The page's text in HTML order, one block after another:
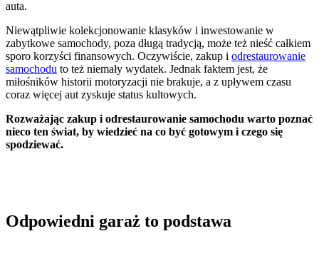
auta.
Niewątpliwie kolekcjonowanie klasyków i inwestowanie w
zabytkowe samochody, poza długą tradycją, może też nieść całkiem
sporo korzyści finansowych. Oczywiście, zakup i odrestaurowanie
samochodu to też niemały wydatek. Jednak faktem jest, że
miłośników historii motoryzacji nie brakuje, a z upływem czasu
coraz więcej aut zyskuje status kultowych.
Rozważając zakup i odrestaurowanie samochodu warto poznać
nieco ten świat, by wiedzieć na co być gotowym i czego się
spodziewać.
Odpowiedni garaż to podstawa